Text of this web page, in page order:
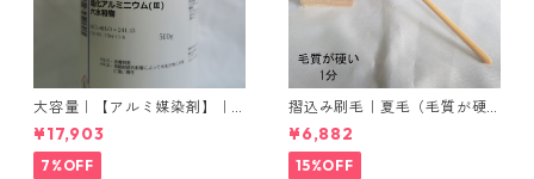
大容量｜【アルミ媒染剤】｜5
00g−5本入り｜塩化アルミニ
ウム
¥17,903
7%OFF
摺込み刷毛｜夏毛（毛質が硬
い）1分｜16本入り＊1セット
¥6,882
15%OFF